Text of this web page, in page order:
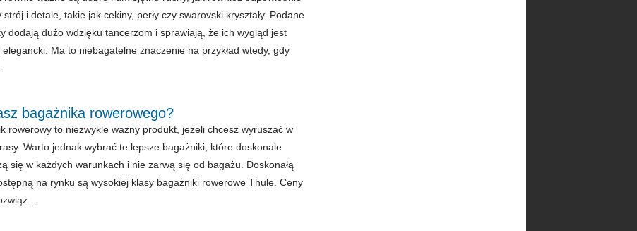
strój i detale, takie jak cekiny, perły czy swarovski kryształy. Podane
dodają dużo wdzięku tancerzom i sprawiają, że ich wygląd jest
elegancki. Ma to niebagatelne znaczenie na przykład wtedy, gdy
bagażnika rowerowego?
rowerowy to niezwykle ważny produkt, jeżeli chcesz wyruszać w
Warto jednak wybrać te lepsze bagażniki, które doskonale
się w każdych warunkach i nie zarwą się od bagażu. Doskonałą
na rynku są wysokiej klasy bagażniki rowerowe Thule. Ceny